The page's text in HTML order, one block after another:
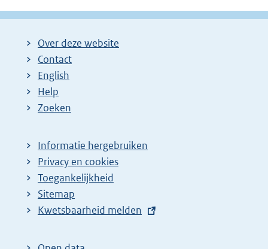
Over deze website
Contact
English
Help
Zoeken
Informatie hergebruiken
Privacy en cookies
Toegankelijkheid
Sitemap
E
t
Kwetsbaarheid melden